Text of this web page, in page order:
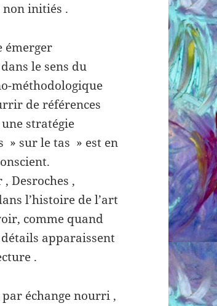
initiés .
émerger
le sens du
méthodologique
de références
stratégie
» sur le tas » est en
Desroches ,
l’histoire de l’art
comme quand
apparaissent
.
par échange nourri ,